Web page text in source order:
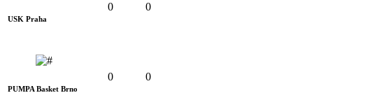
USK Praha
0 0
PUMPA Basket Brno
0 0